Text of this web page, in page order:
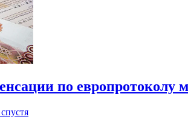
по европротоколу